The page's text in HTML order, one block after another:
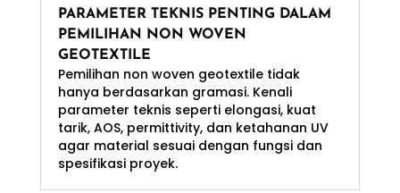
PARAMETER TEKNIS PENTING DALAM
PEMILIHAN NON WOVEN
GEOTEXTILE
Pemilihan non woven geotextile tidak
hanya berdasarkan gramasi. Kenali
parameter teknis seperti elongasi, kuat
tarik, AOS, permittivity, dan ketahanan UV
agar material sesuai dengan fungsi dan
spesifikasi proyek.